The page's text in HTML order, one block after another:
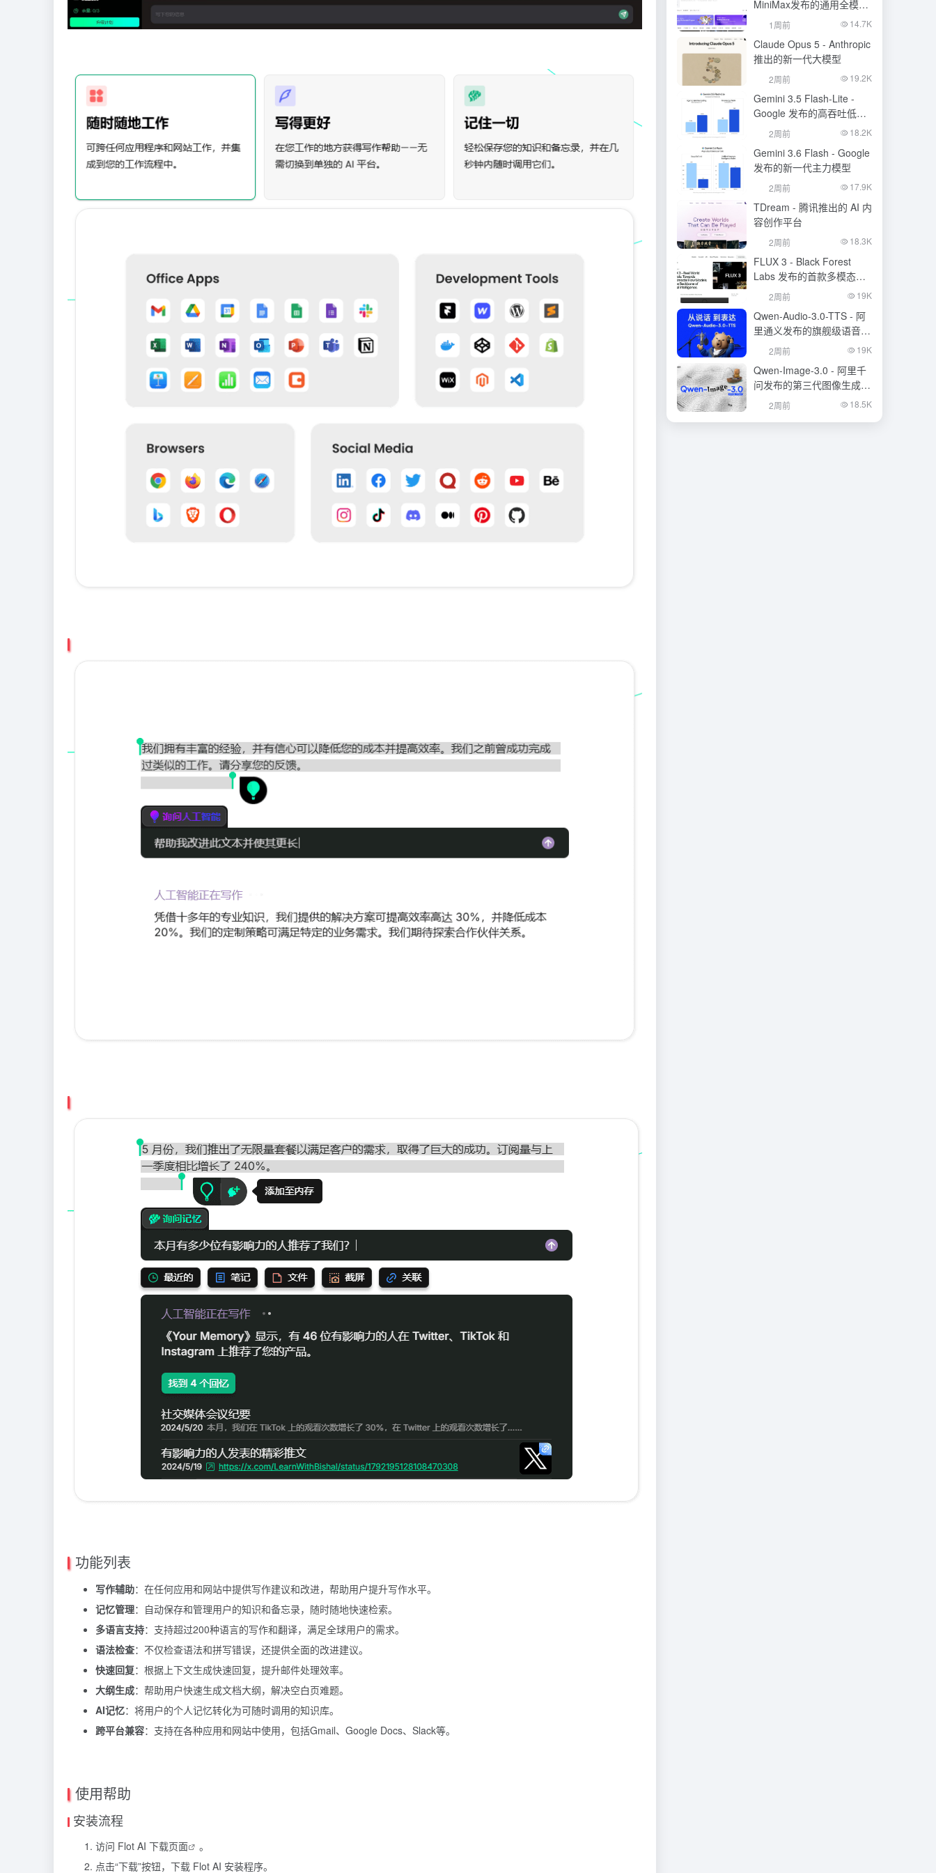
功能列表
写作辅助：在任何应用和网站中提供写作建议和改进，帮助用户提升写作水平。
记忆管理：自动保存和管理用户的知识和备忘录，随时随地快速检索。
多语言支持：支持超过200种语言的写作和翻译，满足全球用户的需求。
语法检查：不仅检查语法和拼写错误，还提供全面的改进建议。
快速回复：根据上下文生成快速回复，提升邮件处理效率。
大纲生成：帮助用户快速生成文档大纲，解决空白页难题。
AI记忆：将用户的个人记忆转化为可随时调用的知识库。
跨平台兼容：支持在各种应用和网站中使用，包括Gmail、Google Docs、Slack等。
使用帮助
安装流程
访问 Flot AI 下载页面
。
点击“下载”按钮，下载 Flot AI 安装程序。
MiniMax发布的通用全模态
生成模型
1周前 14.7K
Claude Opus 5 - Anthropic
推出的新一代大模型
2周前 19.2K
Gemini 3.5 Flash-Lite -
Google 发布的高吞吐低成
本模型
2周前 18.2K
Gemini 3.6 Flash - Google
发布的新一代主力模型
2周前 17.9K
TDream - 腾讯推出的 AI 内
容创作平台
2周前 18.3K
FLUX 3 - Black Forest
Labs 发布的首款多模态基
础模型
2周前 19K
Qwen-Audio-3.0-TTS - 阿
里通义发布的旗舰级语音合
成大模型
2周前 19K
Qwen-Image-3.0 - 阿里千
问发布的第三代图像生成基
础模型
2周前 18.5K